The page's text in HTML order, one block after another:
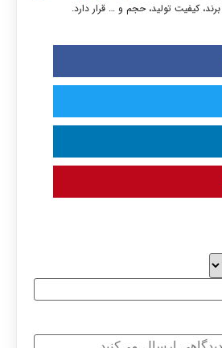
کیفیت تولید، حجم و … قرار دارد.